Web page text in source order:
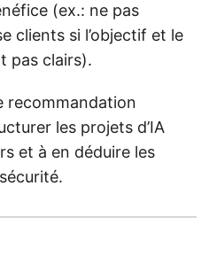
(ex.: ne pas
clients si l’objectif et le
pas clairs).
recommandation
les projets d’IA
et à en déduire les